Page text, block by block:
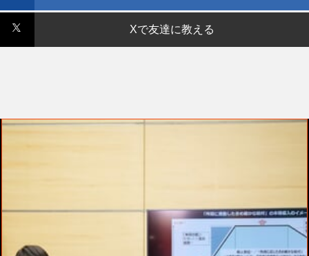
Xで友達に教える